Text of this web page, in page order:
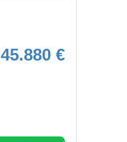
45.880 €